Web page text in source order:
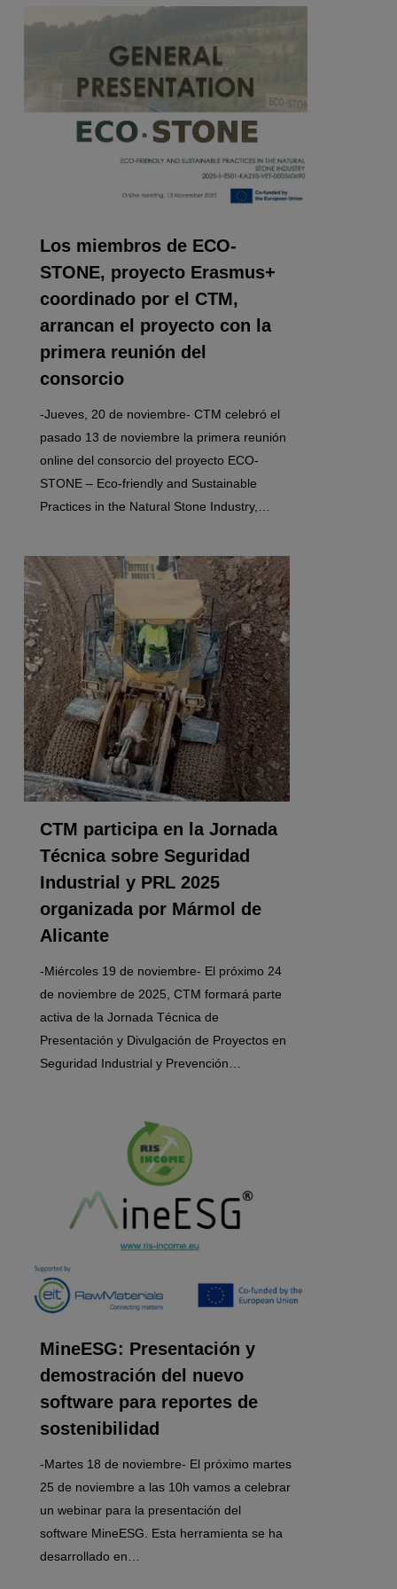
Los miembros de ECO-
STONE, proyecto Erasmus+
coordinado por el CTM,
arrancan el proyecto con la
primera reunión del
consorcio
-Jueves, 20 de noviembre- CTM celebró el
pasado 13 de noviembre la primera reunión
online del consorcio del proyecto ECO-
STONE – Eco-friendly and Sustainable
Practices in the Natural Stone Industry,…
CTM participa en la Jornada
Técnica sobre Seguridad
Industrial y PRL 2025
organizada por Mármol de
Alicante
-Miércoles 19 de noviembre- El próximo 24
de noviembre de 2025, CTM formará parte
activa de la Jornada Técnica de
Presentación y Divulgación de Proyectos en
Seguridad Industrial y Prevención…
0
MineESG: Presentación y
demostración del nuevo
software para reportes de
sostenibilidad
-Martes 18 de noviembre- El próximo martes
25 de noviembre a las 10h vamos a celebrar
un webinar para la presentación del
software MineESG. Esta herramienta se ha
desarrollado en…
0